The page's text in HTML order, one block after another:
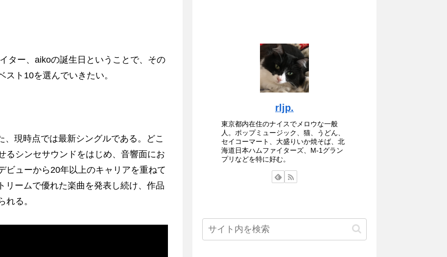
ター、aikoの誕生日ということで、その
ト10を選んでいきたい。
現時点では最新シングルである。どこ
るシンセサウンドをはじめ、音響面にお
ビューから20年以上のキャリアを重ねて
リームで優れた楽曲を発表し続け、作品
れる。
rljp.
東京都内在住のナイスでメロウな一般
人。ポップミュージック、猫、うどん、
セイコーマート、大盛りいか焼そば、北
海道日本ハムファイターズ、M-1グラン
プリなどを特に好む。